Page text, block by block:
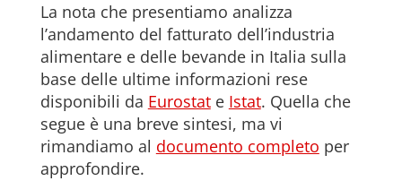
La nota che presentiamo analizza
l’andamento del fatturato dell’industria
alimentare e delle bevande in Italia sulla
base delle ultime informazioni rese
disponibili da Eurostate Istat. Quella che
segue è una breve sintesi, ma vi
rimandiamo al documento completo per
approfondire.